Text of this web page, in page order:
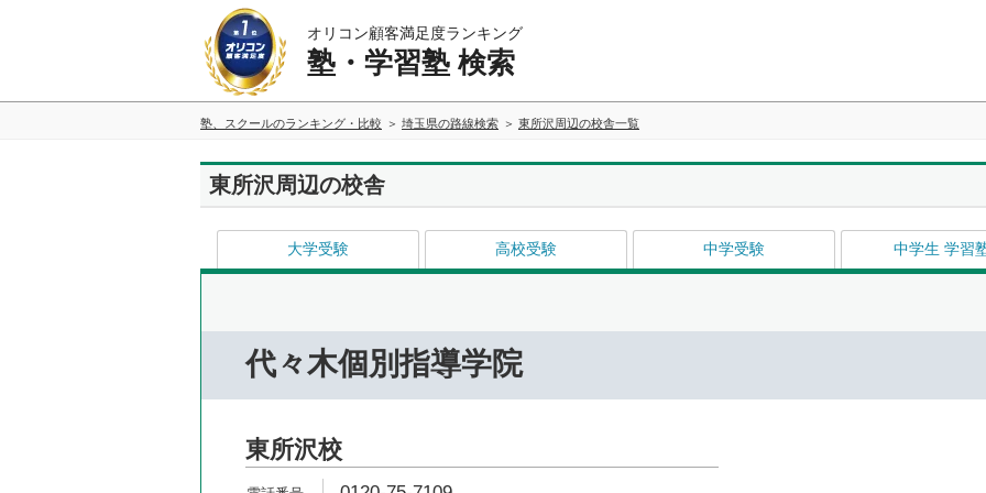
オリコン顧客満足度ランキング
塾・学習塾 検索
塾、スクールのランキング・比較 埼玉県の路線検索 東所沢周辺の校舎一覧
東所沢周辺の校舎
大学受験 高校受験 中学受験 中学生 学習
代々木個別指導学院
東所沢校